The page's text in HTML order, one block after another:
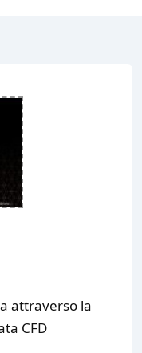
attraverso la
CFD